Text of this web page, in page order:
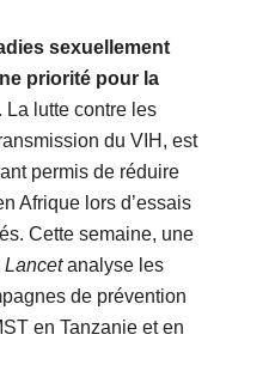
sexuellement
priorité pour la
La lutte contre les
du VIH, est
permis de réduire
Afrique lors d’essais
Cette semaine, une
Lancetanalyse les
de prévention
en Tanzanie et en